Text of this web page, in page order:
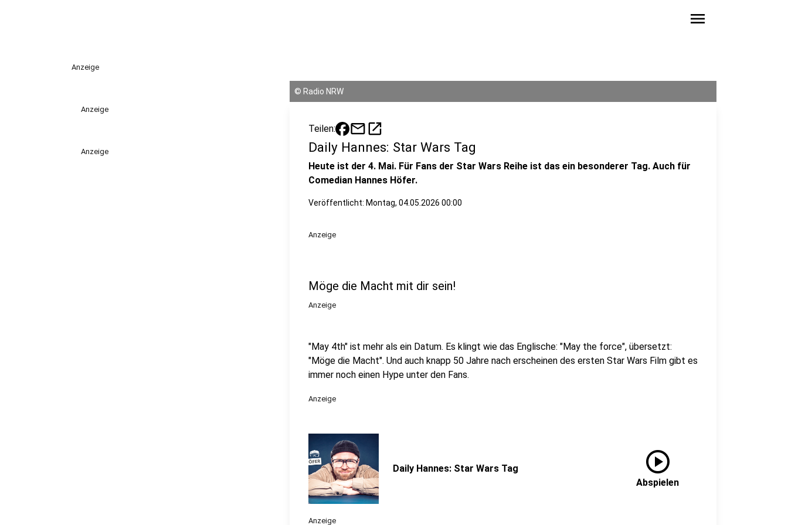
menu
Anzeige
Anzeige
Anzeige
© Radio NRW
Teilen: mailopen_in_new
Daily Hannes: Star Wars Tag
Heute ist der 4. Mai. Für Fans der Star Wars Reihe ist das ein besonderer Tag. Auch für
Comedian Hannes Höfer.
Veröffentlicht: Montag, 04.05.2026 00:00
Anzeige
Möge die Macht mit dir sein!
Anzeige
"May 4th" ist mehr als ein Datum. Es klingt wie das Englische: "May the force", übersetzt:
"Möge die Macht". Und auch knapp 50 Jahre nach erscheinen des ersten Star Wars Film gibt es
immer noch einen Hype unter den Fans.
Anzeige
Daily Hannes: Star Wars Tag play_circle
Abspielen
Anzeige